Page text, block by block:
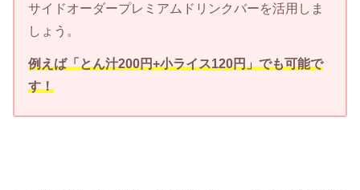
サイドオーダープレミアムドリンクバーを活用しま
しょう。
例えば「とん汁200円+小ライス120円」でも可能で
す！